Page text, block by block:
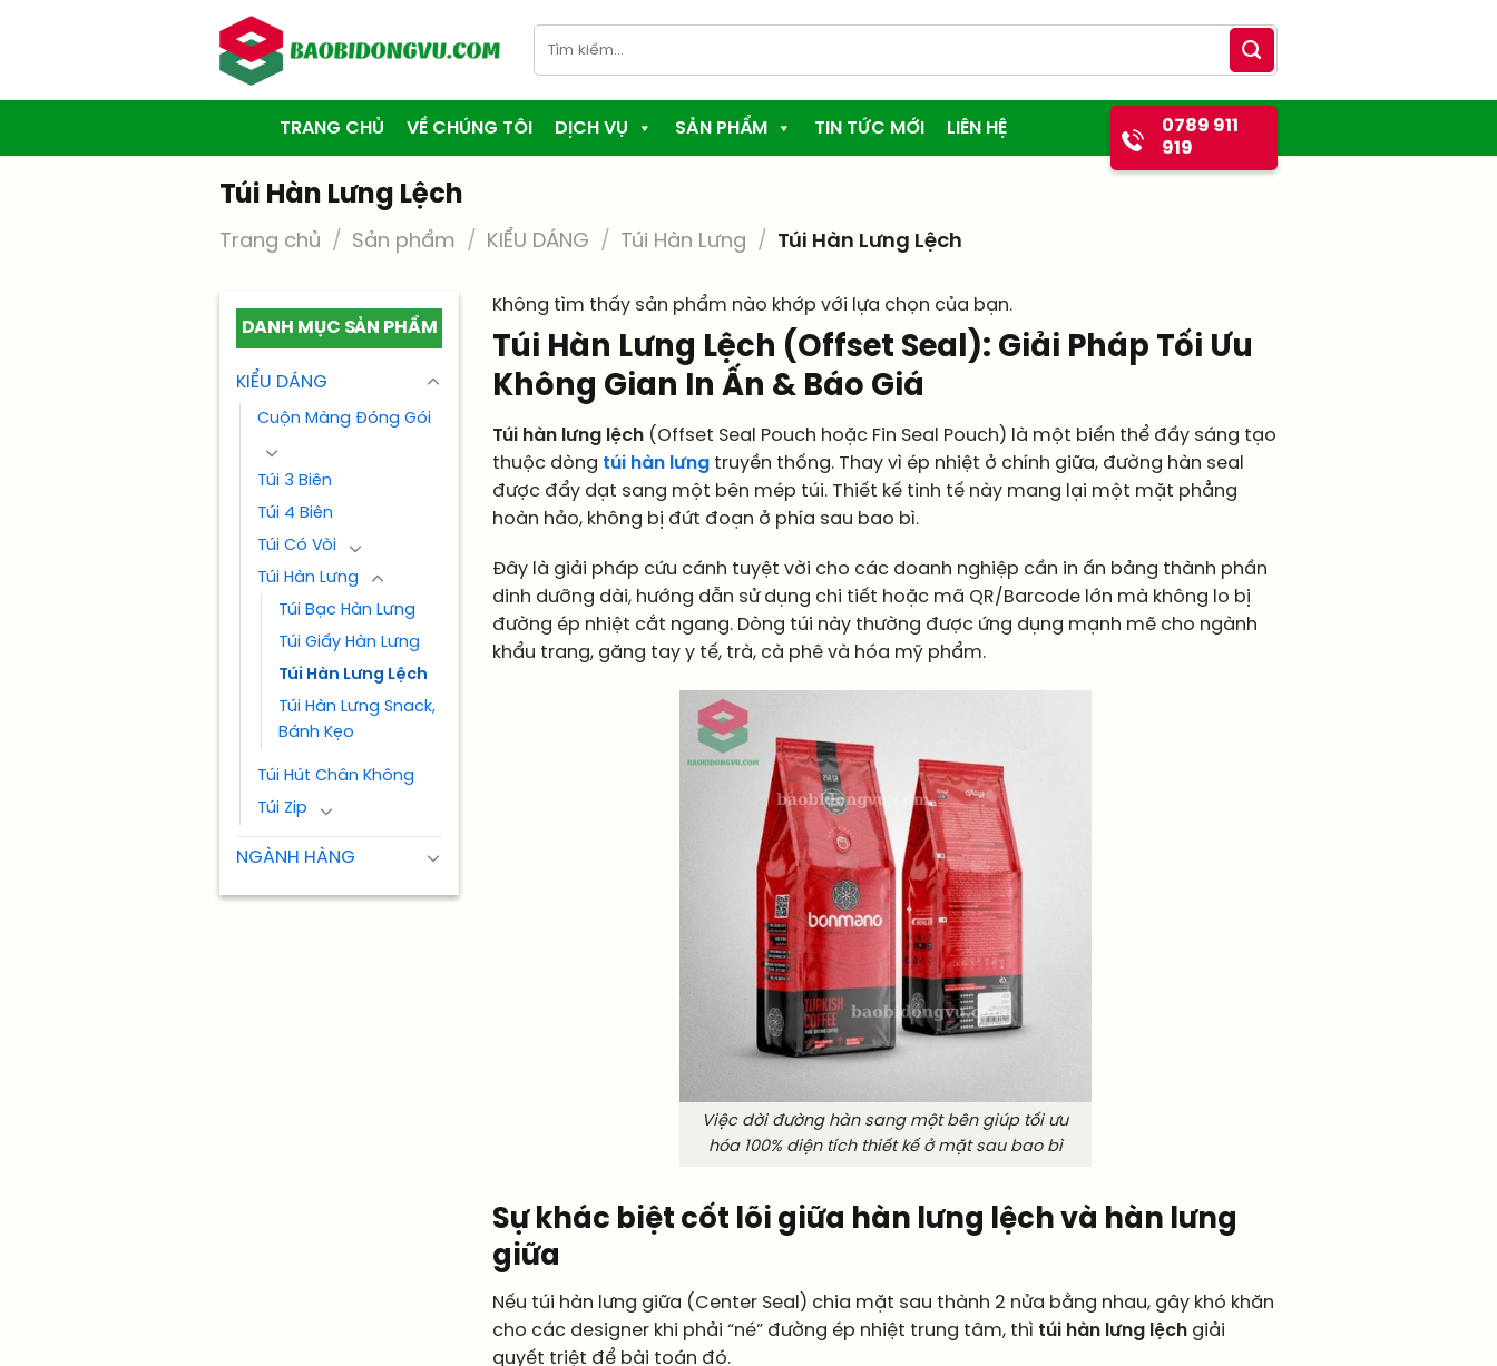
kiếm:
TRANG CHỦ VỀ CHÚNG TÔI DỊCH VỤ SẢN PHẨM TIN TỨC MỚI LIÊN HỆ
0789 911
919
Túi Hàn Lưng Lệch
Trang chủ / Sản phẩm / KIỂU DÁNG / Túi Hàn Lưng / Túi Hàn Lưng Lệch
DANH MỤC SẢN PHẨM
KIỂU DÁNG
Cuộn Màng Đóng Gói
Túi 3 Biên
Túi 4 Biên
Túi Có Vòi
Túi Hàn Lưng
Túi Bạc Hàn Lưng
Túi Giấy Hàn Lưng
Túi Hàn Lưng Lệch
Túi Hàn Lưng Snack,
Bánh Kẹo
Túi Hút Chân Không
Túi Zip
NGÀNH HÀNG
Không tìm thấy sản phẩm nào khớp với lựa chọn của bạn.
Túi Hàn Lưng Lệch (Offset Seal): Giải Pháp Tối Ưu
Không Gian In Ấn & Báo Giá
Túi hàn lưng lệch (Offset Seal Pouch hoặc Fin Seal Pouch) là một biến thể đầy sáng tạo
thuộc dòng túi hàn lưng truyền thống. Thay vì ép nhiệt ở chính giữa, đường hàn seal
được đẩy dạt sang một bên mép túi. Thiết kế tinh tế này mang lại một mặt phẳng
hoàn hảo, không bị đứt đoạn ở phía sau bao bì.
Đây là giải pháp cứu cánh tuyệt vời cho các doanh nghiệp cần in ấn bảng thành phần
dinh dưỡng dài, hướng dẫn sử dụng chi tiết hoặc mã QR/Barcode lớn mà không lo bị
đường ép nhiệt cắt ngang. Dòng túi này thường được ứng dụng mạnh mẽ cho ngành
khẩu trang, găng tay y tế, trà, cà phê và hóa mỹ phẩm.
Việc dời đường hàn sang một bên giúp tối ưu
hóa 100% diện tích thiết kế ở mặt sau bao bì
Sự khác biệt cốt lõi giữa hàn lưng lệch và hàn lưng
giữa
Nếu túi hàn lưng giữa (Center Seal) chia mặt sau thành 2 nửa bằng nhau, gây khó khăn
cho các designer khi phải “né” đường ép nhiệt trung tâm, thì túi hàn lưng lệch giải
quyết triệt để bài toán đó.